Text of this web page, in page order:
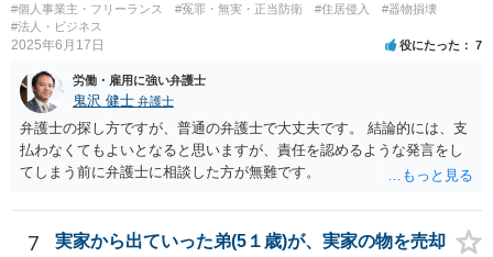
#個人事業主・フリーランス #冤罪・無実・正当防衛 #住居侵入
#器物損壊
#法人・ビジネス
2025年6月17日 役にたった 7
労働・雇用に強い弁護士
鬼沢 健士 弁護士
弁護士の探し方ですが、普通の弁護士で大丈夫です。 結論的には、支
払わなくてもよいとなると思いますが、責任を認めるような発言をし
てしまう前に弁護士に相談した方が無難です。
7
実家から出ていった弟(5１歳)が、実家の物を売却